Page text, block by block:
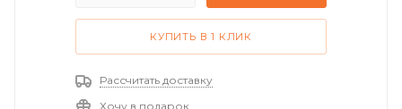
КУПИТЬ В 1 КЛИК
Рассчитать доставку
Хочу в подарок